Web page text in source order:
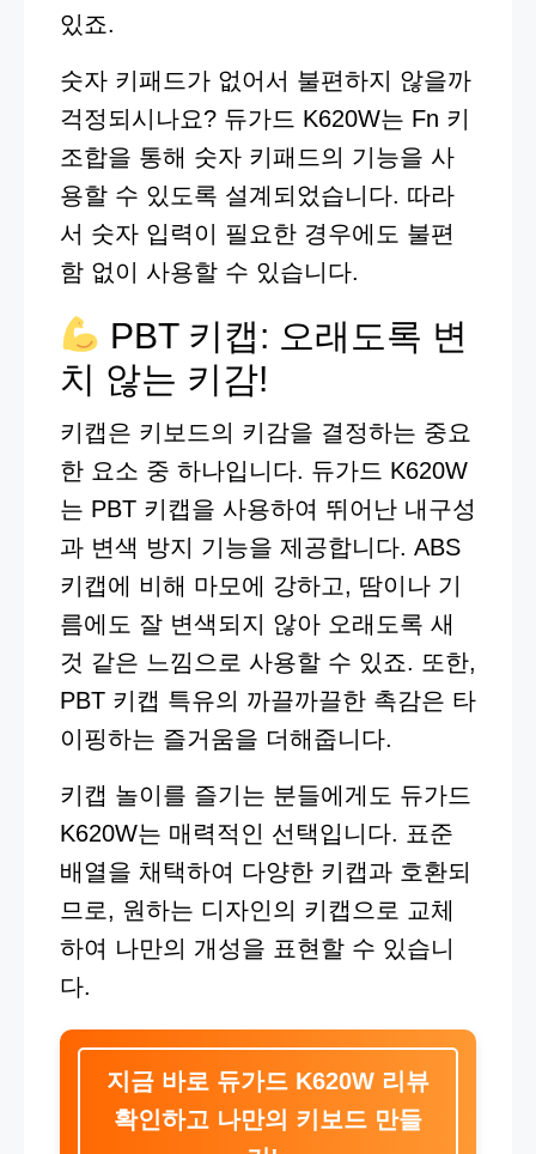
있죠.
숫자 키패드가 없어서 불편하지 않을까
걱정되시나요? 듀가드 K620W는 Fn 키
조합을 통해 숫자 키패드의 기능을 사
용할 수 있도록 설계되었습니다. 따라
서 숫자 입력이 필요한 경우에도 불편
함 없이 사용할 수 있습니다.
PBT 키캡: 오래도록 변
치 않는 키감!
키캡은 키보드의 키감을 결정하는 중요
한 요소 중 하나입니다. 듀가드 K620W
는 PBT 키캡을 사용하여 뛰어난 내구성
과 변색 방지 기능을 제공합니다. ABS
키캡에 비해 마모에 강하고, 땀이나 기
름에도 잘 변색되지 않아 오래도록 새
것 같은 느낌으로 사용할 수 있죠. 또한,
PBT 키캡 특유의 까끌까끌한 촉감은 타
이핑하는 즐거움을 더해줍니다.
키캡 놀이를 즐기는 분들에게도 듀가드
K620W는 매력적인 선택입니다. 표준
배열을 채택하여 다양한 키캡과 호환되
므로, 원하는 디자인의 키캡으로 교체
하여 나만의 개성을 표현할 수 있습니
다.
지금 바로 듀가드 K620W 리뷰
확인하고 나만의 키보드 만들